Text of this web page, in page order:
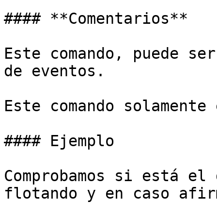
#### **Comentarios**
Este comando, puede
de eventos.
Este comando
#### Ejemplo
Comprobamos si está el
flotando y en caso